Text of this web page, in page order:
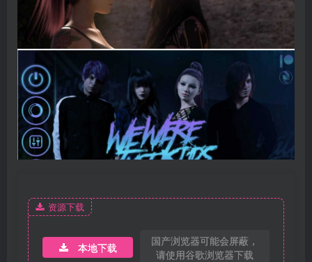
资源下载
本地下载
国产浏览器可能会屏蔽，
请使用谷歌浏览器下载